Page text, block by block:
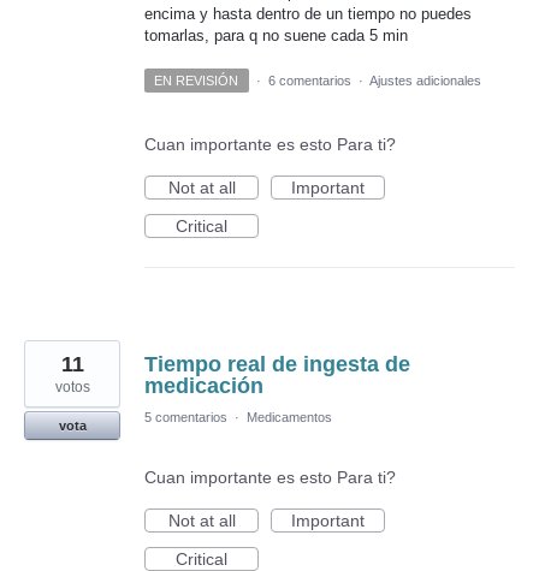
encima y hasta dentro de un tiempo no puedes
tomarlas, para q no suene cada 5 min
EN REVISIÓN · 6 comentarios · Ajustes adicionales
Cuan importante es esto Para ti?
Not at all
Important
Critical
Tiempo real de ingesta de
medicación
11
votos
vota
5 comentarios · Medicamentos
Cuan importante es esto Para ti?
Not at all
Important
Critical